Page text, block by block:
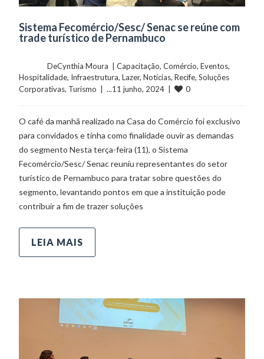
Sistema Fecomércio/Sesc/ Senac se reúne com
trade turístico de Pernambuco
	    	DeCynthia Moura  |
Capacitação, Comércio, Eventos
Hospitalidade, Infraestrutura, Lazer, Notícias, Recife, Soluções
Corporativas, Turismo
  |  ...11 junho, 2024  |
0
O café da manhã realizado na Casa do Comércio foi exclusivo
para convidados e tinha como finalidade ouvir as demandas
do segmento Nesta terça-feira (11), o Sistema
Fecomércio/Sesc/ Senac reuniu representantes do setor
turístico de Pernambuco para tratar sobre questões do
segmento, levantando pontos em que a instituição pode
contribuir a fim de trazer soluções
LEIA MAIS